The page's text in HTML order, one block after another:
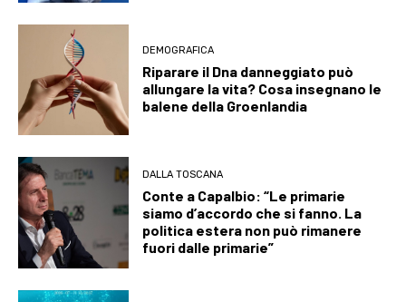
DEMOGRAFICA
Riparare il Dna danneggiato può
allungare la vita? Cosa insegnano le
balene della Groenlandia
DALLA TOSCANA
Conte a Capalbio: “Le primarie
siamo d’accordo che si fanno. La
politica estera non può rimanere
fuori dalle primarie”